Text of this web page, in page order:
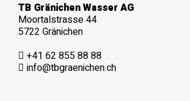
TB Gränichen Wasser AG
Moortalstrasse 44
5722 Gränichen
+41 62 855 88 88
info@tbgraenichen.ch